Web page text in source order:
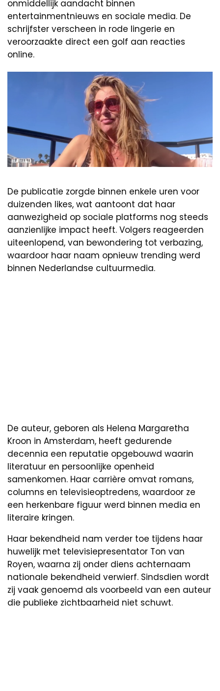
onmiddellijk aandacht binnen
entertainmentnieuws en sociale media. De
schrijfster verscheen in rode lingerie en
veroorzaakte direct een golf aan reacties
online.
De publicatie zorgde binnen enkele uren voor
duizenden likes, wat aantoont dat haar
aanwezigheid op sociale platforms nog steeds
aanzienlijke impact heeft. Volgers reageerden
uiteenlopend, van bewondering tot verbazing,
waardoor haar naam opnieuw trending werd
binnen Nederlandse cultuurmedia.
De auteur, geboren als Helena Margaretha
Kroon in Amsterdam, heeft gedurende
decennia een reputatie opgebouwd waarin
literatuur en persoonlijke openheid
samenkomen. Haar carrière omvat romans,
columns en televisieoptredens, waardoor ze
een herkenbare figuur werd binnen media en
literaire kringen.
Haar bekendheid nam verder toe tijdens haar
huwelijk met televisiepresentator Ton van
Royen, waarna zij onder diens achternaam
nationale bekendheid verwierf. Sindsdien wordt
zij vaak genoemd als voorbeeld van een auteur
die publieke zichtbaarheid niet schuwt.